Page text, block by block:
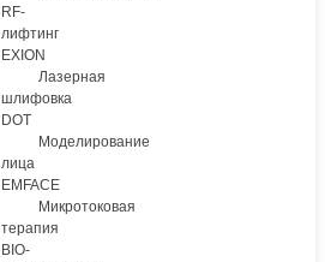
RF-
лифтинг
EXION
Лазерная
шлифовка
DOT
Моделирование
лица
EMFACE
Микротоковая
терапия
BIO-